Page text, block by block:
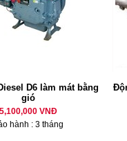
D6 làm mát bằng
gió
5,100,000 VNĐ
hành : 3 tháng